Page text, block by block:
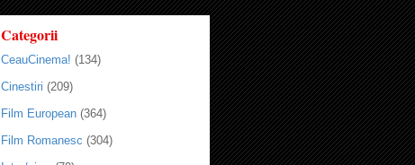
Categorii
CeauCinema! (134)
Cinestiri (209)
Film European (364)
Film Romanesc (304)